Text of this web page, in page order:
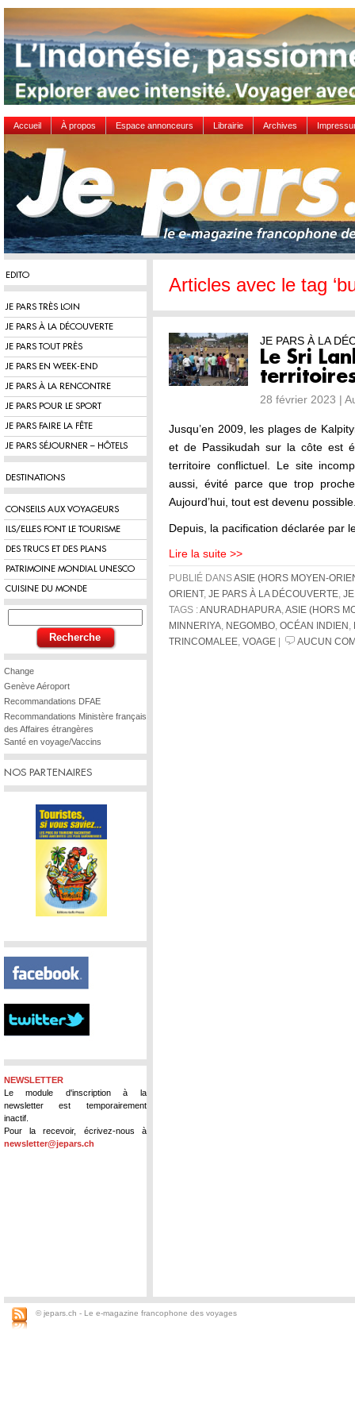
Accueil À propos Espace annonceurs Librairie Archives
EDITO
JE PARS TRÈS LOIN
JE PARS À LA DÉCOUVERTE
JE PARS TOUT PRÈS
JE PARS EN WEEK-END
JE PARS À LA RENCONTRE
JE PARS POUR LE SPORT
JE PARS FAIRE LA FÊTE
JE PARS SÉJOURNER – HÔTELS
DESTINATIONS
CONSEILS AUX VOYAGEURS
ILS/ELLES FONT LE TOURISME
DES TRUCS ET DES PLANS
PATRIMOINE MONDIAL UNESCO
CUISINE DU MONDE
Change
Genève Aéroport
Recommandations DFAE
Recommandations Ministère français
des Affaires étrangères
Santé en voyage/Vaccins
NOS PARTENAIRES
NEWSLETTER
Le module d'inscription à la
newsletter est temporairement
inactif.
Pour la recevoir, écrivez-nous à
newsletter@jepars.ch
Articles avec le tag
JE PARS À LA
Le Sri
28 février 2023 |
Jusqu’en 2009, les plages de
et de Passikudah sur la côte est
territoire conflictuel. Le site
aussi, évité parce que trop
Aujourd’hui, tout est devenu
Depuis, la pacification déclarée par
Lire la suite >>
PUBLIÉ DANSASIE (HORS MOYEN-
ORIENT, JE PARS À LA DÉCOUVERTE
TAGS :ANURADHAPURA ASIE (HORS
MINNERIYA
NEGOMBO OCÉAN INDIEN
TRINCOMALEE VOAGE AUCUN
© jepars.ch - Le e-magazine francophone des voyages